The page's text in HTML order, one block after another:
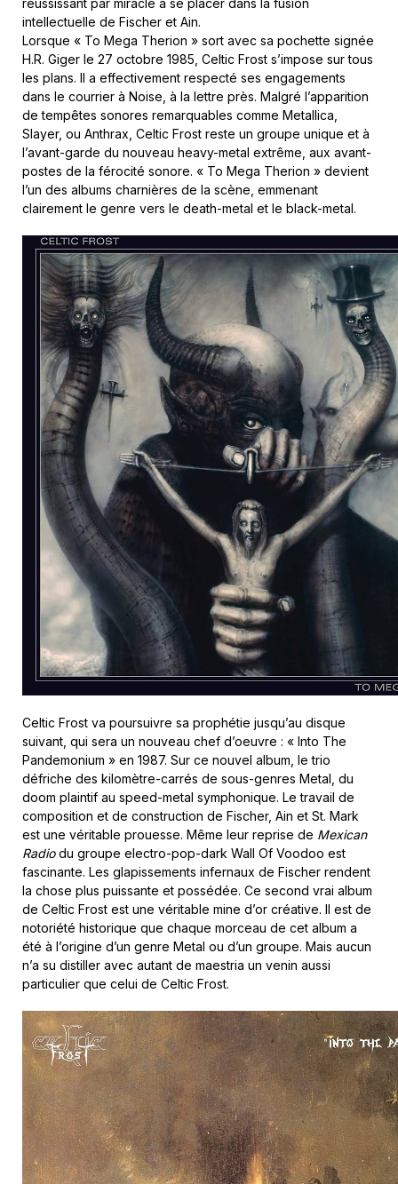
réussissant par miracle à se placer dans la fusion
intellectuelle de Fischer et Ain.
Lorsque « To Mega Therion » sort avec sa pochette signée
H.R. Giger le 27 octobre 1985, Celtic Frost s’impose sur tous
les plans. Il a effectivement respecté ses engagements
dans le courrier à Noise, à la lettre près. Malgré l’apparition
de tempêtes sonores remarquables comme Metallica,
Slayer, ou Anthrax, Celtic Frost reste un groupe unique et à
l’avant-garde du nouveau heavy-metal extrême, aux avant-
postes de la férocité sonore. « To Mega Therion » devient
l’un des albums charnières de la scène, emmenant
clairement le genre vers le death-metal et le black-metal.
Celtic Frost va poursuivre sa prophétie jusqu’au disque
suivant, qui sera un nouveau chef d’oeuvre : « Into The
Pandemonium » en 1987. Sur ce nouvel album, le trio
défriche des kilomètre-carrés de sous-genres Metal, du
doom plaintif au speed-metal symphonique. Le travail de
composition et de construction de Fischer, Ain et St. Mark
est une véritable prouesse. Même leur reprise de Mexican
Radiodu groupe electro-pop-dark Wall Of Voodoo est
fascinante. Les glapissements infernaux de Fischer rendent
la chose plus puissante et possédée. Ce second vrai album
de Celtic Frost est une véritable mine d’or créative. Il est de
notoriété historique que chaque morceau de cet album a
été à l’origine d’un genre Metal ou d’un groupe. Mais aucun
n’a su distiller avec autant de maestria un venin aussi
particulier que celui de Celtic Frost.